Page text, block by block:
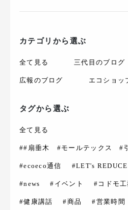
カテゴリから選ぶ
全て見る 三代目のブログ
広報のブログ エコショッ
タグから選ぶ
全て見る
##扇垂木 #モールテックス #
#ecoeco通信 #LET's
#news #イベント #コドモ
#健康講話 #商品 #営業時間